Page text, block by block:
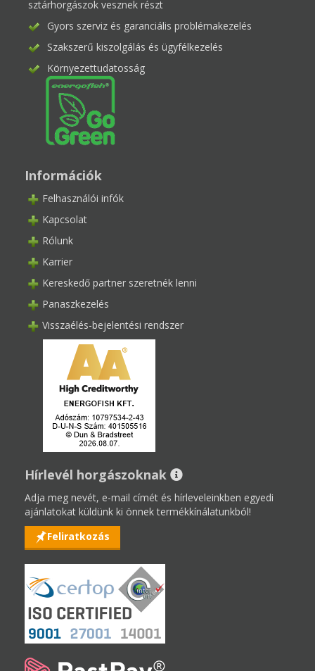
sztárhorgászok vesznek részt
Gyors szerviz és garanciális problémakezelés
Szakszerű kiszolgálás és ügyfélkezelés
Környezettudatosság
Információk
Felhasználói infók
Kapcsolat
Rólunk
Karrier
Kereskedő partner szeretnék lenni
Panaszkezelés
Visszaélés-bejelentési rendszer
Hírlevél horgászoknak
Adja meg nevét, e-mail címét és hírleveleinkben egyedi
ajánlatokat küldünk ki önnek termékkínálatunkból!
Feliratkozás